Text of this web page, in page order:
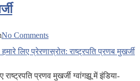
No Comments
प्रणव मुखर्जी ग्वांगझू में इंडिया-